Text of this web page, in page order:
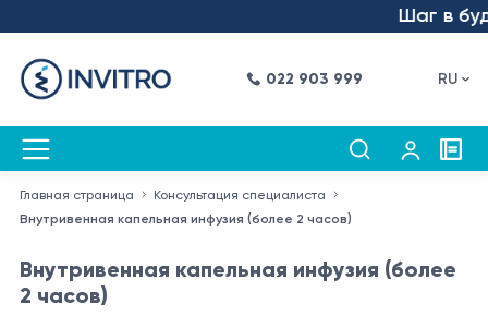
Шаг в
022 903 999 RU
Главная страница
Консультация специалиста
Внутривенная капельная инфузия (более 2 часов)
Внутривенная капельная инфузия (более
2 часов)